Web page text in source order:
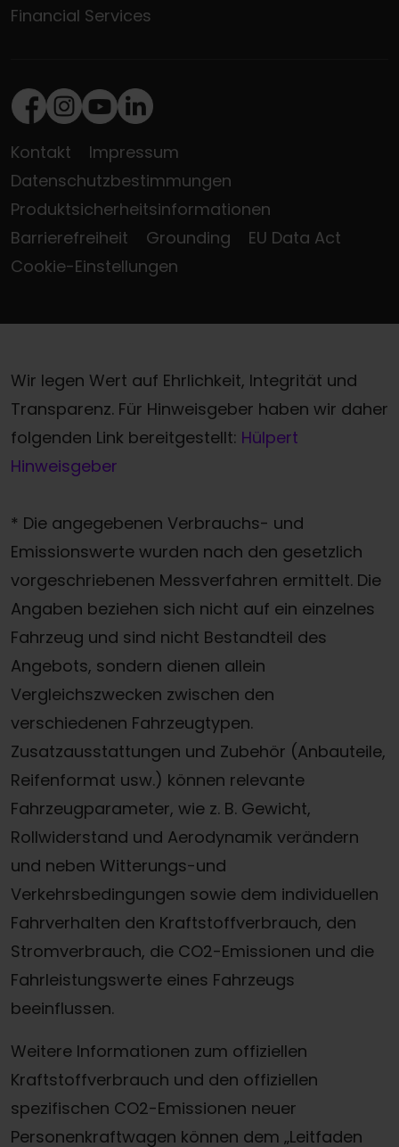
Financial Services
Facebook
Instagram
Youtube
LinkedIn
Kontakt
Impressum
Datenschutzbestimmungen
Produktsicherheitsinformationen
Barrierefreiheit
Grounding
EU Data Act
Cookie-Einstellungen
Wir legen Wert auf Ehrlichkeit, Integrität und
Transparenz. Für Hinweisgeber haben wir daher
folgenden Link bereitgestellt: Hülpert
Hinweisgeber
* Die angegebenen Verbrauchs- und
Emissionswerte wurden nach den gesetzlich
vorgeschriebenen Messverfahren ermittelt. Die
Angaben beziehen sich nicht auf ein einzelnes
Fahrzeug und sind nicht Bestandteil des
Angebots, sondern dienen allein
Vergleichszwecken zwischen den
verschiedenen Fahrzeugtypen.
Zusatzausstattungen und Zubehör (Anbauteile,
Reifenformat usw.) können relevante
Fahrzeugparameter, wie z. B. Gewicht,
Rollwiderstand und Aerodynamik verändern
und neben Witterungs-und
Verkehrsbedingungen sowie dem individuellen
Fahrverhalten den Kraftstoffverbrauch, den
Stromverbrauch, die CO2-Emissionen und die
Fahrleistungswerte eines Fahrzeugs
beeinflussen.
Weitere Informationen zum offiziellen
Kraftstoffverbrauch und den offiziellen
spezifischen CO2-Emissionen neuer
Personenkraftwagen können dem „Leitfaden